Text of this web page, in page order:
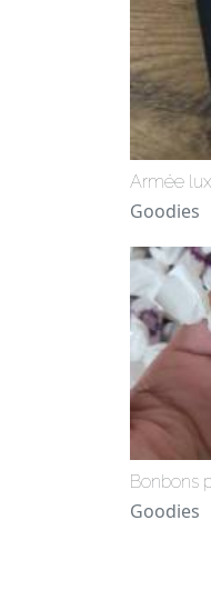
Armée
Goodies
Bonbons
Goodies